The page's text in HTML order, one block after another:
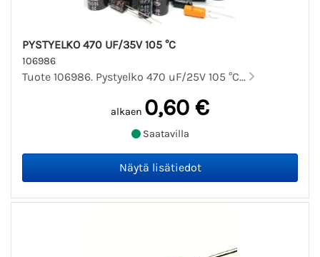
PYSTYELKO 470 UF/35V 105 °C
106986
Tuote 106986. Pystyelko 470 uF/25V 105 °C...
alkaen 0,60 €
Saatavilla